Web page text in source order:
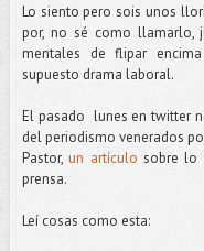
Lo siento pero sois unos
por, no sé como llamarlo,
mentales de flipar
supuesto drama laboral.
El pasado lunes en twitter
del periodismo venerados
Pastor,un artículo sobre lo
prensa.
Leí cosas como esta: